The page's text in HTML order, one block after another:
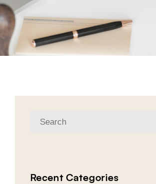
c
Recent Categories